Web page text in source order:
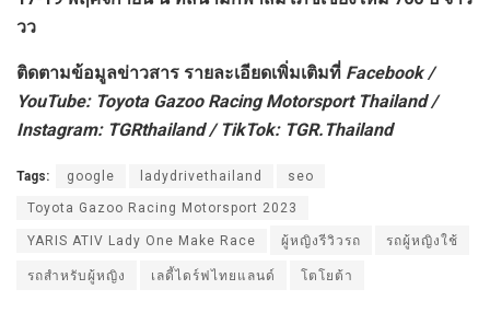
วว
ติดตามข้อมูลข่าวสาร รายละเอียดเพิ่มเติมที่ Facebook /
YouTube: Toyota Gazoo Racing Motorsport Thailand /
Instagram: TGRthailand / TikTok: TGR.Thailand
Tags: google ladydrivethailand seo
Toyota Gazoo Racing Motorsport 2023
YARIS ATIV Lady One Make Race ผู้หญิงรีวิวรถ รถผู้หญิงใช้
รถสำหรับผู้หญิง เลดี้ไดร์ฟไทยแลนด์ โตโยต้า